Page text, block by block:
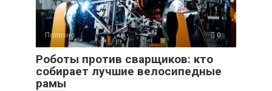
Полезно 0
Роботы против сварщиков: кто
собирает лучшие велосипедные
рамы